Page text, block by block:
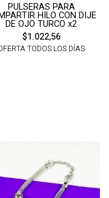
PULSERAS PARA
HILO CON DIJE
DE OJO TURCO x2
$1.022,56
TODOS LOS DÍAS